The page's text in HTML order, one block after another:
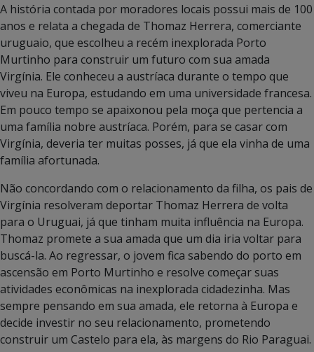
A história contada por moradores locais possui mais de 100
anos e relata a chegada de Thomaz Herrera, comerciante
uruguaio, que escolheu a recém inexplorada Porto
Murtinho para construir um futuro com sua amada
Virgínia. Ele conheceu a austríaca durante o tempo que
viveu na Europa, estudando em uma universidade francesa.
Em pouco tempo se apaixonou pela moça que pertencia a
uma família nobre austríaca. Porém, para se casar com
Virgínia, deveria ter muitas posses, já que ela vinha de uma
família afortunada.
Não concordando com o relacionamento da filha, os pais de
Virgínia resolveram deportar Thomaz Herrera de volta
para o Uruguai, já que tinham muita influência na Europa.
Thomaz promete a sua amada que um dia iria voltar para
buscá-la. Ao regressar, o jovem fica sabendo do porto em
ascensão em Porto Murtinho e resolve começar suas
atividades econômicas na inexplorada cidadezinha. Mas
sempre pensando em sua amada, ele retorna à Europa e
decide investir no seu relacionamento, prometendo
construir um Castelo para ela, às margens do Rio Paraguai.